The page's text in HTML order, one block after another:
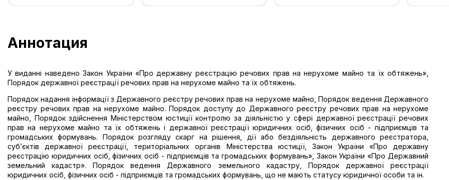
Аннотация
У виданні наведено Закон України «Про державну реєстрацію речових прав на нерухоме майно та їх обтяжень»,
Порядок державної реєстрації речових прав на нерухоме майно та їх обтяжень.
Порядок надання інформації з Державного реєстру речових прав на нерухоме майно, Порядок ведення Державного
реєстру речових прав на нерухоме майно. Порядок доступу до Державного реєстру речових прав на нерухоме
майно, Порядок здійснення Міністерством юстиції контролю за діяльністю у сфері державної реєстрації речових
прав на нерухоме майно та їх обтяжень і державної реєстрації юридичних осіб, фізичних осіб - підприємців та
громадських формувань. Порядок розгляду скарг на рішення, дії або бездіяльність державного реєстратора,
суб’єктів державної реєстрації, територіальних органів Міністерства юстиції, Закон України «Про державну
реєстрацію юридичних осіб, фізичних осіб - підприємців та громадських формувань», Закон України «Про Державний
земельний кадастр». Порядок ведення Державного земельного кадастру, Порядок державної реєстрації
юридичних осіб, фізичних осіб - підприємців та громадських формувань, що не мають статусу юридичної особи та ін.